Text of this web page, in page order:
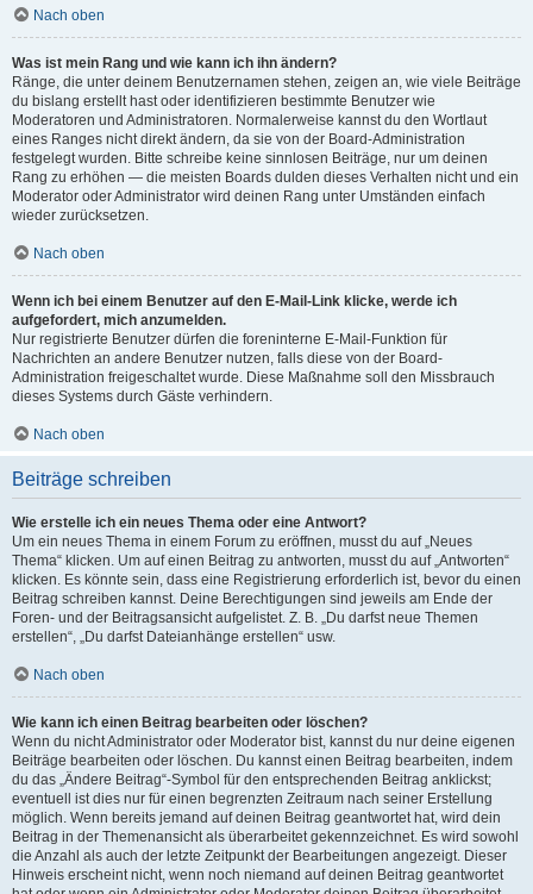
Nach oben
Was ist mein Rang und wie kann ich ihn ändern?
Ränge, die unter deinem Benutzernamen stehen, zeigen an, wie viele Beiträge
du bislang erstellt hast oder identifizieren bestimmte Benutzer wie
Moderatoren und Administratoren. Normalerweise kannst du den Wortlaut
eines Ranges nicht direkt ändern, da sie von der Board-Administration
festgelegt wurden. Bitte schreibe keine sinnlosen Beiträge, nur um deinen
Rang zu erhöhen — die meisten Boards dulden dieses Verhalten nicht und ein
Moderator oder Administrator wird deinen Rang unter Umständen einfach
wieder zurücksetzen.
Nach oben
Wenn ich bei einem Benutzer auf den E-Mail-Link klicke, werde ich
aufgefordert, mich anzumelden.
Nur registrierte Benutzer dürfen die foreninterne E-Mail-Funktion für
Nachrichten an andere Benutzer nutzen, falls diese von der Board-
Administration freigeschaltet wurde. Diese Maßnahme soll den Missbrauch
dieses Systems durch Gäste verhindern.
Nach oben
Beiträge schreiben
Wie erstelle ich ein neues Thema oder eine Antwort?
Um ein neues Thema in einem Forum zu eröffnen, musst du auf „Neues
Thema“ klicken. Um auf einen Beitrag zu antworten, musst du auf „Antworten“
klicken. Es könnte sein, dass eine Registrierung erforderlich ist, bevor du einen
Beitrag schreiben kannst. Deine Berechtigungen sind jeweils am Ende der
Foren- und der Beitragsansicht aufgelistet. Z. B. „Du darfst neue Themen
erstellen“, „Du darfst Dateianhänge erstellen“ usw.
Nach oben
Wie kann ich einen Beitrag bearbeiten oder löschen?
Wenn du nicht Administrator oder Moderator bist, kannst du nur deine eigenen
Beiträge bearbeiten oder löschen. Du kannst einen Beitrag bearbeiten, indem
du das „Ändere Beitrag“-Symbol für den entsprechenden Beitrag anklickst;
eventuell ist dies nur für einen begrenzten Zeitraum nach seiner Erstellung
möglich. Wenn bereits jemand auf deinen Beitrag geantwortet hat, wird dein
Beitrag in der Themenansicht als überarbeitet gekennzeichnet. Es wird sowohl
die Anzahl als auch der letzte Zeitpunkt der Bearbeitungen angezeigt. Dieser
Hinweis erscheint nicht, wenn noch niemand auf deinen Beitrag geantwortet